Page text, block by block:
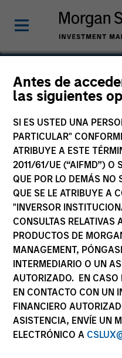
Antes de
las siguientes
SI ES USTED UNA
PARTICULAR"
ATRIBUYE A ESTE
2011/61/UE (“AIFMD”) O
QUE POR LO DEMÁS NO
QUE SE LE ATRIBUYE A
"INVERSOR
CONSULTAS RELATIVAS
PRODUCTOS DE
MANAGEMENT,
INTERMEDIARIO O UN
AUTORIZADO. EN CASO
EN CONTACTO CON UN
FINANCIERO
ASISTENCIA, ENVÍE UN
ELECTRÓNICO A
ZCL
Healthcare